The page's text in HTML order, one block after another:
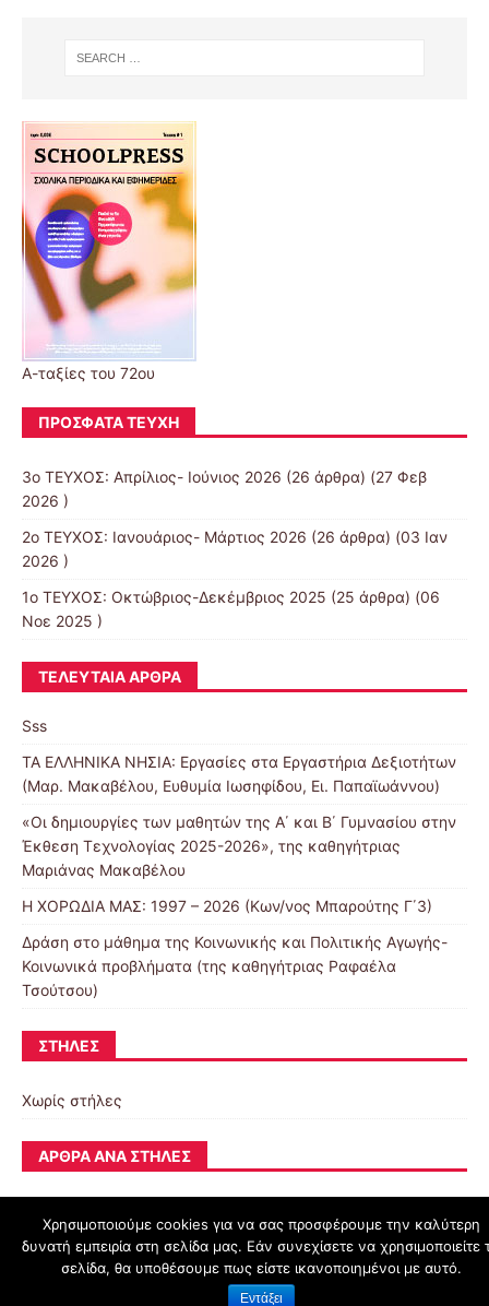
Α-ταξίες του 72ου
ΠΡΌΣΦΑΤΑ ΤΕΎΧΗ
3ο ΤΕΥΧΟΣ: Απρίλιος- Ιούνιος 2026 (26 άρθρα) (27 Φεβ
2026 )
2ο ΤΕΥΧΟΣ: Ιανουάριος- Μάρτιος 2026 (26 άρθρα) (03 Ιαν
2026 )
1ο ΤΕΥΧΟΣ: Οκτώβριος-Δεκέμβριος 2025 (25 άρθρα) (06
Νοε 2025 )
ΤΕΛΕΥΤΑΊΑ ΆΡΘΡΑ
Sss
ΤΑ ΕΛΛΗΝΙΚΑ ΝΗΣΙΑ: Εργασίες στα Εργαστήρια Δεξιοτήτων
(Μαρ. Μακαβέλου, Ευθυμία Ιωσηφίδου, Ει. Παπαϊωάννου)
«Οι δημιουργίες των μαθητών της Α΄ και Β΄ Γυμνασίου στην
Έκθεση Τεχνολογίας 2025-2026», της καθηγήτριας
Μαριάνας Μακαβέλου
Η ΧΟΡΩΔΙΑ ΜΑΣ: 1997 – 2026 (Κων/νος Μπαρούτης Γ΄3)
Δράση στο μάθημα της Κοινωνικής και Πολιτικής Αγωγής-
Κοινωνικά προβλήματα (της καθηγήτριας Ραφαέλα
Τσούτσου)
ΣΤΉΛΕΣ
Χωρίς στήλες
ΆΡΘΡΑ ΑΝΆ ΣΤΉΛΕΣ
schoolpress.sch.gr
Χρησιμοποιούμε cookies για να σας προσφέρουμε την καλύτερη
δυνατή εμπειρία στη σελίδα μας. Εάν συνεχίσετε να χρησιμοποιείτε
σελίδα, θα υποθέσουμε πως είστε ικανοποιημένοι με αυτό.
Εντάξει